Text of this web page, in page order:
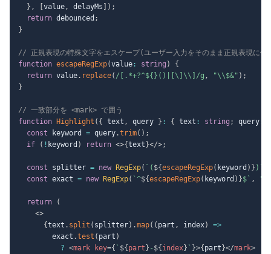
} , value, delayMs ) ;
return debounced ;
}
// 正規表現の特殊文字をエスケープ(ユーザー入力をそのまま正規表現に使
function escapeRegExp(value : string )
{
return value. replace( / [.*+?^${}()|[\]\\] /g , "\\$&" ) ;
}
// 一致部分を <mark> で囲う
function
Highlight ( { text , query } : { text : string ; query
const keyword = query.trim( ) ;
if
( ! keyword ) return <>{text }</>;
const splitter = new RegExp( ` ( ${escapeRegExp( keyword ) } )
const exact = new RegExp( ` ^${escapeRegExp( keyword ) }$ ` ,
return
(
<>
{text . split ( splitter) .map( ( part , index)
=>
        exact
.test ( part )
? <mark key={ ` ${ part } - ${ index} ` }>{ part }</mark>